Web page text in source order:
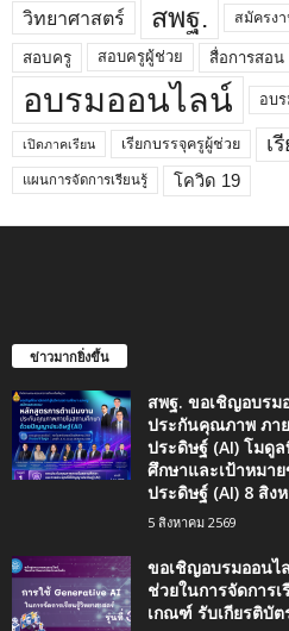
วิทยาศาสตร์ สพฐ. สมัครง
สอบครู สอบครูผู้ช่วย สื่อการสอน
อบรมออนไลน์ อบ
เปิดภาคเรียน เรียกบรรจุครูผู้ช่วย เ
แผนการจัดการเรียนรู้ โควิด 19
ข่าวมากยิ่งขึ้น
สพฐ. ขอเชิญอบรม
ประกันคุณภาพ ภา
ประดิษฐ์ (AI) โมดู
ศึกษาและเป้าหมา
ประดิษฐ์ (AI) 8 สิง
5 สิงหาคม 2569
ขอเชิญอบรมออนไ
ช่วยในการจัดการ
เกณฑ์ รับเกียรติบั